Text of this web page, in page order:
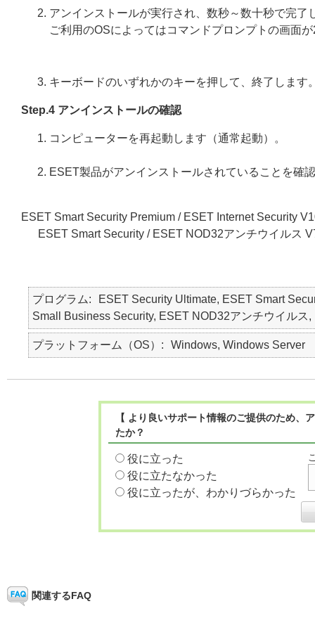
アンインストールが実行され、数秒～数十秒で完了
ご利用のOSによってはコマンドプロンプトの画面
キーボードのいずれかのキーを押して、終了します
Step.4 アンインストールの確認
コンピューターを再起動します（通常起動）。
ESET製品がアンインストールされていることを確
ESET Smart Security Premium / ESET Internet Security
ESET Smart Security / ESET NOD32アンチウイルス
プログラム
ESET Security Ultimate, ESET Smart
Small Business Security, ESET NOD32アンチウイルス
プラットフォーム（OS） Windows, Windows Server
【 より良いサポート情報のご提供のため
たか？
役に立った
役に立たなかった
役に立ったが、わかりづらかった
関連するFAQ